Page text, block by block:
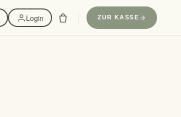
Login ZUR KASSE